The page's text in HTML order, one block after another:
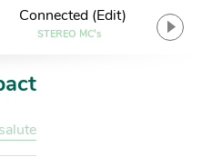
Connected (Edit)
STEREO MC's